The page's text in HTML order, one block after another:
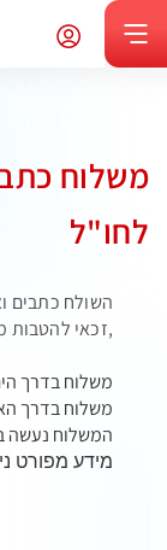
משלוח
לחו"ל
השולח כתבים
,זכאי להטבות
משלוח בדרך הים
משלוח בדרך האוויר עד 7
המשלוח נעשה
מידע מפורט